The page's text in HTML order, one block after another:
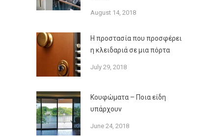
August 14, 2018
Η προστασία που προσφέρει
η κλειδαριά σε μια πόρτα
July 29, 2018
Κουφώματα – Ποια είδη
υπάρχουν
June 24, 2018